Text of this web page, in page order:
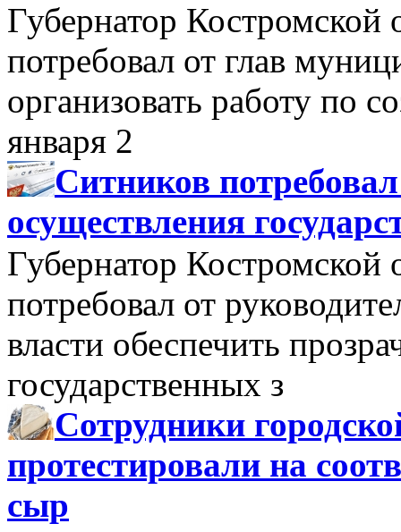
Губернатор Костромской
потребовал от глав
организовать работу по
января 2
Ситников
осуществления
Губернатор Костромской
потребовал от
власти обеспечить
государственных з
Сотрудники
протестировали на
сыр